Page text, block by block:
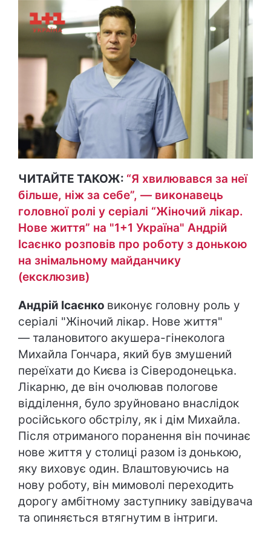
ЧИТАЙТЕ ТАКОЖ: “Я хвилювався за неї
більше, ніж за себе”, — виконавець
головної ролі у серіалі “Жіночий лікар.
Нове життя” на "1+1 Україна" Андрій
Ісаєнко розповів про роботу з донькою
на знімальному майданчику
(ексклюзив)
Андрій Ісаєнко виконує головну роль у
серіалі "Жіночий лікар. Нове життя"
— талановитого акушера-гінеколога
Михайла Гончара, який був змушений
переїхати до Києва із Сіверодонецька.
Лікарню, де він очолював пологове
відділення, було зруйновано внаслідок
російського обстрілу, як і дім Михайла.
Після отриманого поранення він починає
нове життя у столиці разом із донькою,
яку виховує один. Влаштовуючись на
нову роботу, він мимоволі переходить
дорогу амбітному заступнику завідувача
та опиняється втягнутим в інтриги.